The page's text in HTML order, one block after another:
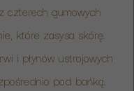
czterech gumowych
które zasysa skórę.
i płynów ustrojowych
pod bańką.